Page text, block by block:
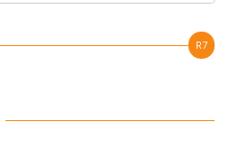
R7